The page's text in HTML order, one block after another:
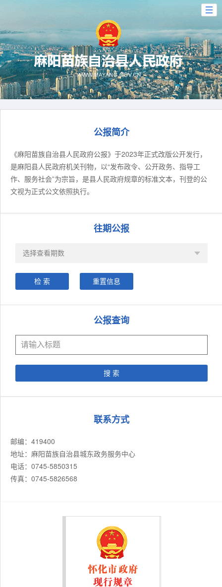
公报简介
《麻阳苗族自治县人民政府公报》于2023年正式改版公开发行，
是麻阳县人民政府机关刊物，以“发布政令、公开政务、指导工
作、服务社会”为宗旨，是县人民政府规章的标准文本，刊登的公
文视为正式公文依照执行。
往期公报
公报查询
联系方式
邮编：419400
地址：麻阳苗族自治县城东政务服务中心
电话：0745-5850315
传真：0745-5826568